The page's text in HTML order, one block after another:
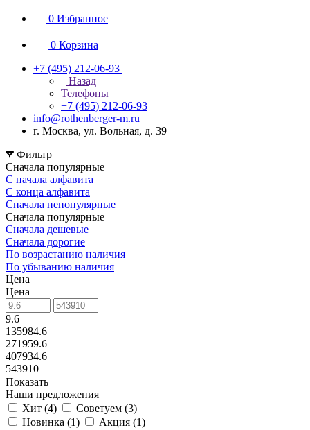
0 Избранное
0 Корзина
+7 (495) 212-06-93
Назад
Телефоны
+7 (495) 212-06-93
info@rothenberger-m.ru
г. Москва, ул. Вольная, д. 39
Фильтр
Сначала популярные
С начала алфавита
С конца алфавита
Сначала непопулярные
Сначала популярные
Сначала дешевые
Сначала дорогие
По возрастанию наличия
По убыванию наличия
Цена
Цена
9.6
135984.6
271959.6
407934.6
543910
Показать
Наши предложения
Хит (4) Советуем (3)
Новинка (1) Акция (1)